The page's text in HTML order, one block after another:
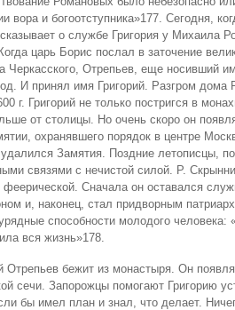
вора и богоотступника»177. Сегодня,
о службе Григория у Михаила
царь Борис послал в заточение
Черкасского, Отрепьев, еще носивший
И принял имя Григорий. Разгром
г. Григорий не только постригся в
от столицы. Но очень скоро он
охранявшего порядок в центре
Замятия. Поздние летописцы,
связями с нечистой силой. Р.
Сначала он оставался
и, наконец, стал придворным
способности молодого человека:
вся жизнь»178.
Отрепьев бежит из монастыря. Он
сечи. Запорожцы помогают Григорию
бы имел план и знал, что делает.